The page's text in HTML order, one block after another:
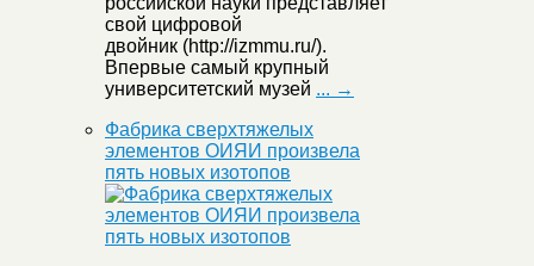
свой цифровой
двойник (http://izmmu.ru/).
Впервые самый крупный
университетский музей ... →
Фабрика сверхтяжелых
элементов ОИЯИ произвела
пять новых изотопов